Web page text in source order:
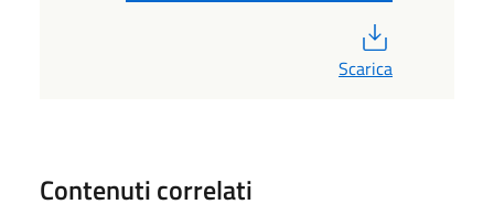
Scarica
Contenuti correlati